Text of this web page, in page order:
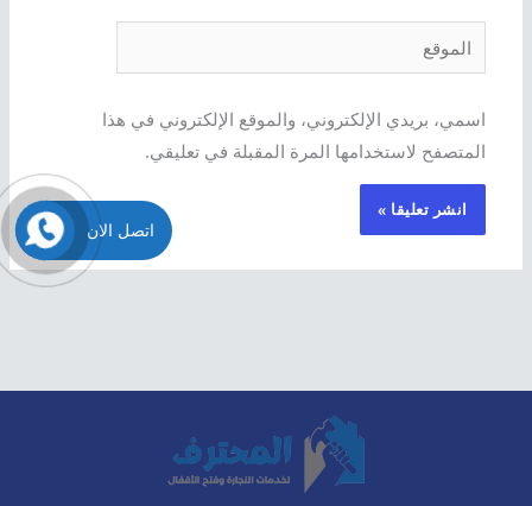
الموقع
اسمي، بريدي الإلكتروني، والموقع الإلكتروني في هذا
المتصفح لاستخدامها المرة المقبلة في تعليقي.
اتصل الان